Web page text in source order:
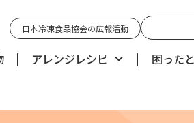
日本冷凍食品協会の広報活動
アレンジレシピ 困った